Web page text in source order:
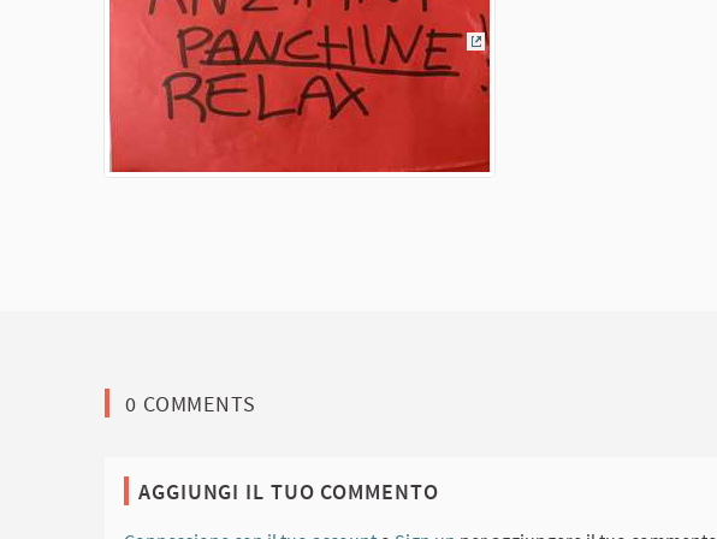
(Collegamento esterno)
0 COMMENTS
AGGIUNGI IL TUO COMMENTO